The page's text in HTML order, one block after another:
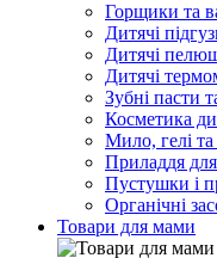
Горщики та
Дитячі
Дитячі
Дитячі
Зубні пасти
Косметика
Мило, гелі
Приладдя
Пустушки і
Органічні
Товари для мами